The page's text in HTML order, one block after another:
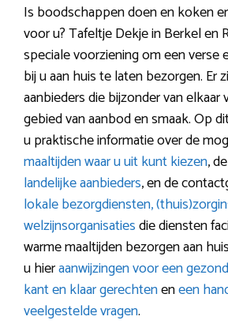
Is boodschappen doen en koken
voor u? Tafeltje Dekje in Berkel en
speciale voorziening om een verse
bij u aan huis te laten bezorgen. Er
aanbieders die bijzonder van
gebied van aanbod en smaak. Op
u praktische informatie over de
maaltijden waar u uit kunt kiezen,
landelijke aanbieders, en de
lokale bezorgdiensten,
welzijnsorganisatiesdie diensten
warme maaltijden bezorgen aan
u hieraanwijzingen voor een
kant en klaar gerechteneneen
veelgestelde vragen.